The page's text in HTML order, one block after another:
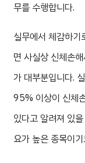
무를 수행합니다.
실무에서 체감하기
면 사실상 신체손
가 대부분입니다.
95% 이상이 신체
있다고 알려져 있
요가 높은 종목이